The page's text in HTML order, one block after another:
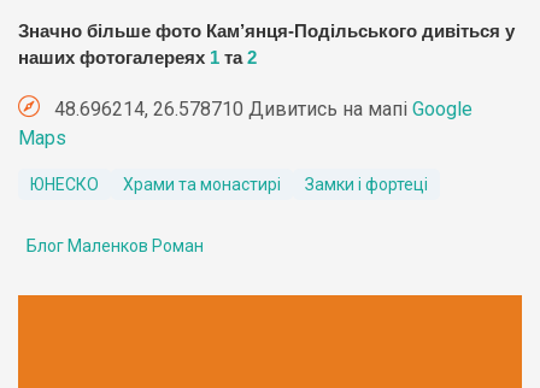
Значно більше фото Кам’янця-Подільського дивіться у
наших фотогалереях 1 та2
48.696214, 26.578710 Дивитись на мапі Google
Maps
ЮНЕСКО Храми та монастирі Замки і фортеці
Блог Маленков Роман